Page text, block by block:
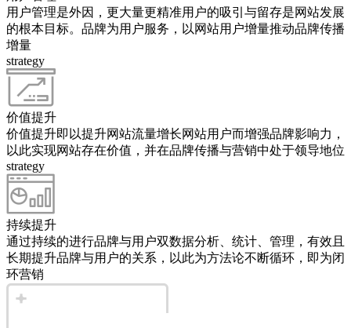
用户管理是外因，更大量更精准用户的吸引与留存是网站发展
的根本目标。品牌为用户服务，以网站用户增量推动品牌传播
增量
strategy
价值提升
价值提升即以提升网站流量增长网站用户而增强品牌影响力，
以此实现网站存在价值，并在品牌传播与营销中处于领导地位
strategy
持续提升
通过持续的进行品牌与用户双数据分析、统计、管理，有效且
长期提升品牌与用户的关系，以此为方法论不断循环，即为闭
环营销